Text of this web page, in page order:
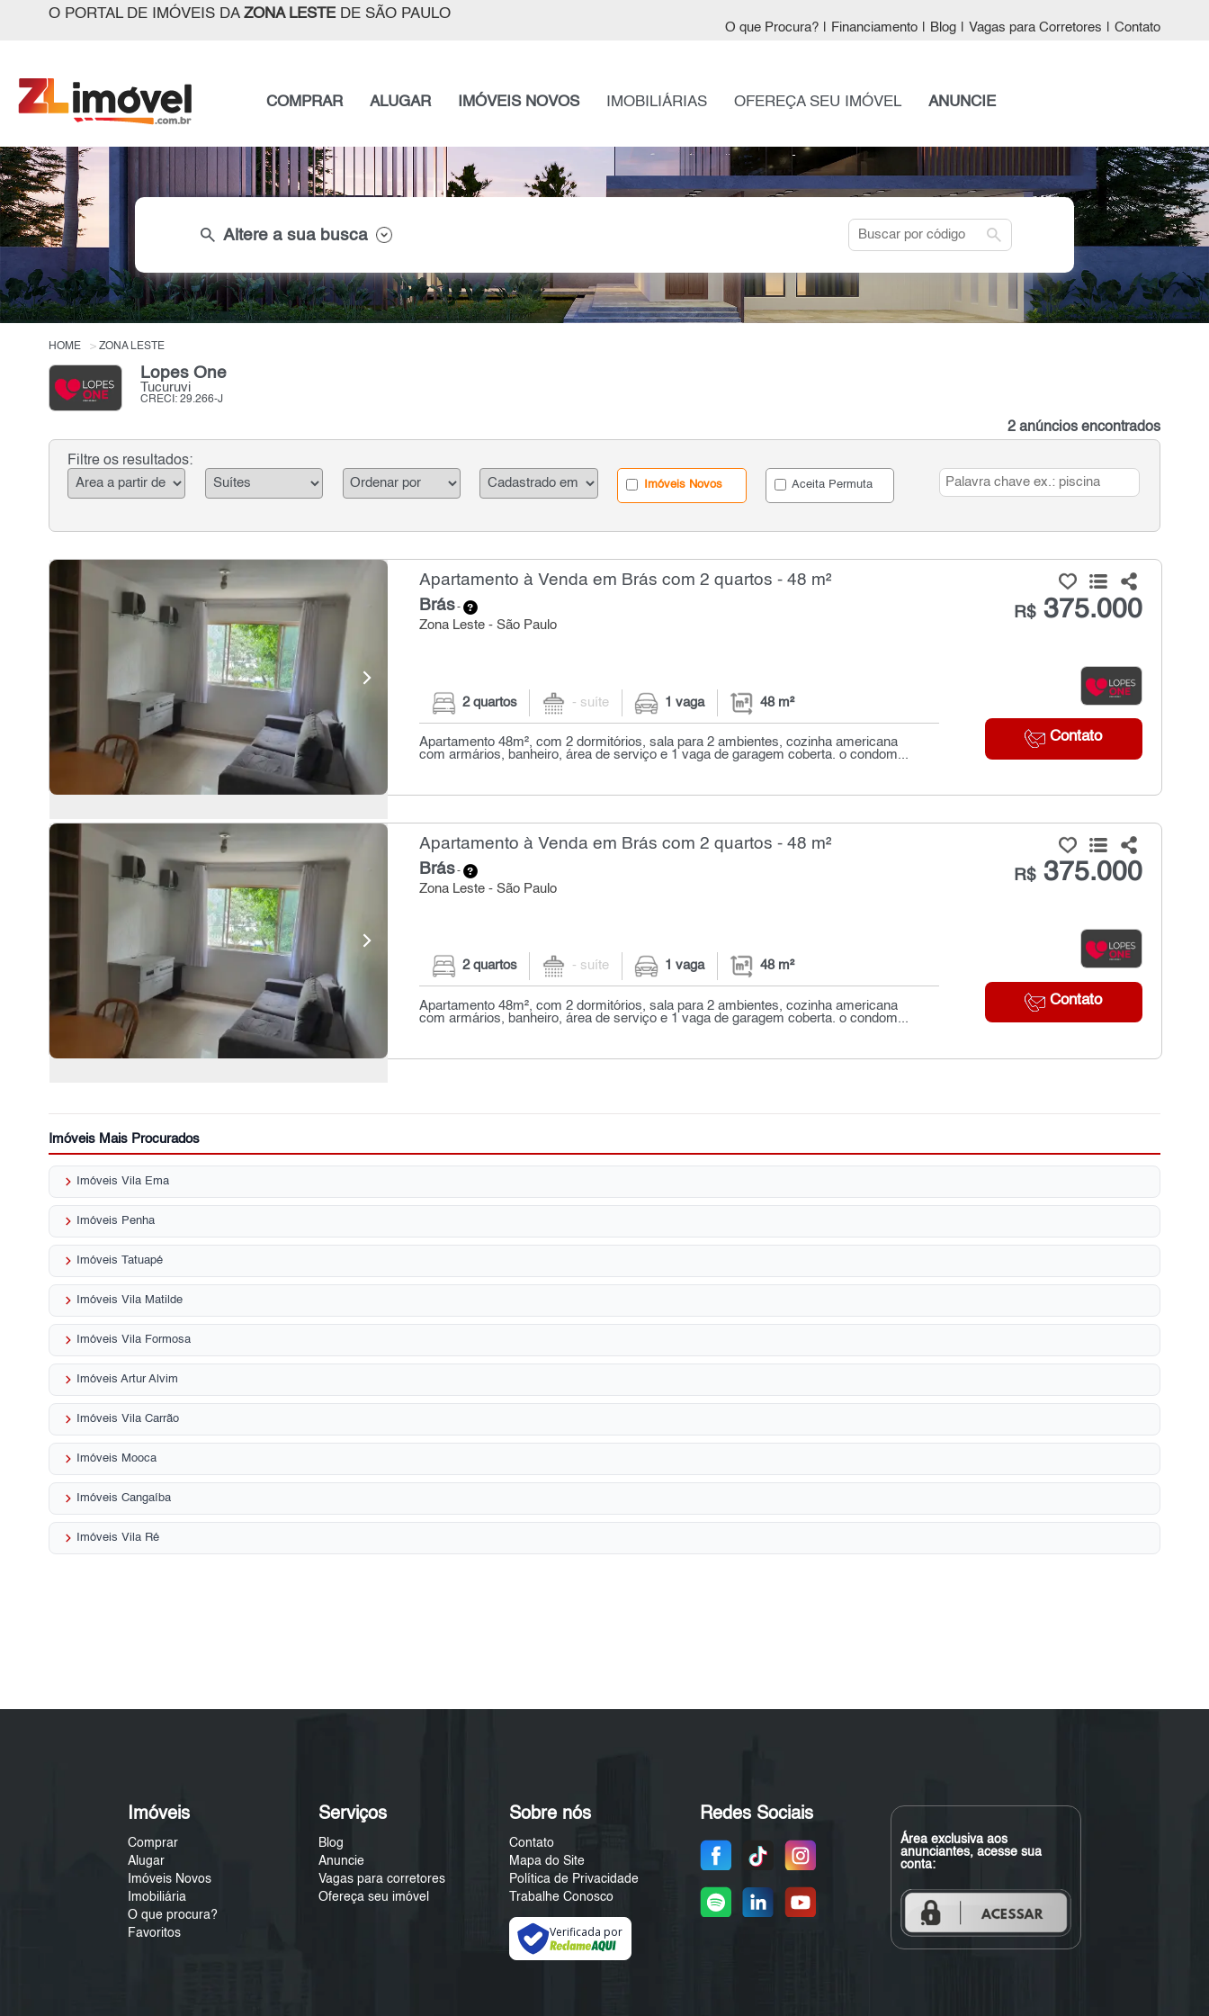
O PORTAL DE IMÓVEIS DA ZONA LESTEDE SÃO PAULO
O que Procura? Financiamento Blog Vagas para Corretores Contato
COMPRAR ALUGAR IMÓVEIS NOVOS IMOBILIÁRIAS OFEREÇA SEU IMÓVEL ANUNCIE
search Altere a sua busca search
HOME ZONA LESTE
Lopes One
Tucuruvi
CRECI: 29.266-J
2 anúncios encontrados
Filtre os resultados:
Imóveis Novos Aceita Permuta
Apartamento à Venda em Brás com 2 quartos - 48 m²
Brás-
Zona Leste - São Paulo
R$375.000
Contato
2 quartos - suíte 1 vaga 48 m²
Apartamento 48m², com 2 dormitórios, sala para 2 ambientes, cozinha americana
com armários, banheiro, área de serviço e 1 vaga de garagem coberta. o condom...
Apartamento à Venda em Brás com 2 quartos - 48 m²
Brás-
Zona Leste - São Paulo
R$375.000
Contato
2 quartos - suíte 1 vaga 48 m²
Apartamento 48m², com 2 dormitórios, sala para 2 ambientes, cozinha americana
com armários, banheiro, área de serviço e 1 vaga de garagem coberta. o condom...
Imóveis Mais Procurados
keyboard_arrow_right Imóveis Vila Ema
keyboard_arrow_right Imóveis Penha
keyboard_arrow_right Imóveis Tatuapé
keyboard_arrow_right Imóveis Vila Matilde
keyboard_arrow_right Imóveis Vila Formosa
keyboard_arrow_right Imóveis Artur Alvim
keyboard_arrow_right Imóveis Vila Carrão
keyboard_arrow_right Imóveis Mooca
keyboard_arrow_right Imóveis Cangaíba
keyboard_arrow_right Imóveis Vila Ré
Imóveis
Comprar
Alugar
Imóveis Novos
Imobiliária
O que procura?
Favoritos
Serviços
Blog
Anuncie
Vagas para corretores
Ofereça seu imóvel
Sobre nós
Contato
Mapa do Site
Política de Privacidade
Trabalhe Conosco
Verificada por
Redes Sociais
Área exclusiva aos
anunciantes, acesse sua
conta: